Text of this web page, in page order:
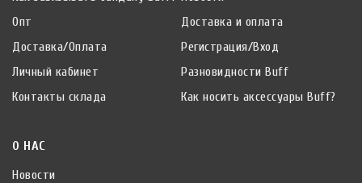
Опт
Доставка/Оплата
Личный кабинет
Контакты склада
Доставка и оплата
Регистрация/Вход
Разновидности Buff
Как носить аксессуары Buff?
О НАС
Новости